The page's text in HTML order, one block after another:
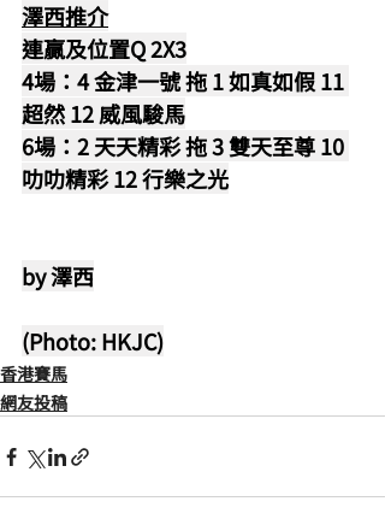
澤西推介
連贏及位置Q 2X3
4場：4 金津一號 拖 1 如真如假 11
超然 12 威風駿馬
6場：2 天天精彩 拖 3 雙天至尊 10
叻叻精彩 12 行樂之光
by 澤西
(Photo: HKJC)
香港賽馬
網友投稿